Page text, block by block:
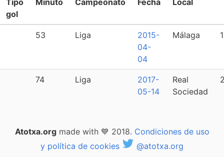
Tipo
gol
Minuto Campeonato Fecha Local
53 Liga
2015-
04-
04
Málaga 1
74 Liga
2017-
05-14
Real
Sociedad
Atotxa.orgmade with 💙 2018. Condiciones de uso
y política de cookies
@atotxa.org